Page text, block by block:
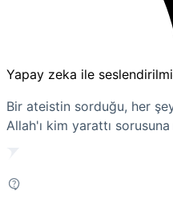
Yapay zeka ile
Bir ateistin sorduğu, her
Allah'ı kim yarattı